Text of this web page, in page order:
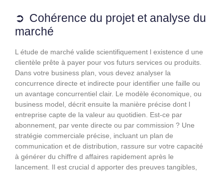
Cohérence du projet et analyse du
marché
L étude de marché valide scientifiquement l existence d une
clientèle prête à payer pour vos futurs services ou produits.
Dans votre business plan, vous devez analyser la
concurrence directe et indirecte pour identifier une faille ou
un avantage concurrentiel clair. Le modèle économique, ou
business model, décrit ensuite la manière précise dont l
entreprise capte de la valeur au quotidien. Est-ce par
abonnement, par vente directe ou par commission ? Une
stratégie commerciale précise, incluant un plan de
communication et de distribution, rassure sur votre capacité
à générer du chiffre d affaires rapidement après le
lancement. Il est crucial d apporter des preuves tangibles,